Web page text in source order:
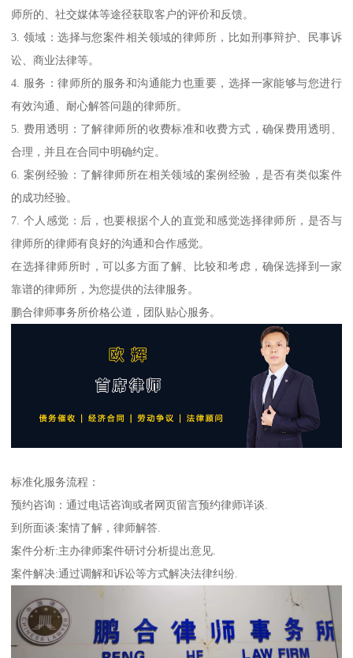
师所的、社交媒体等途径获取客户的评价和反馈。
3. 领域：选择与您案件相关领域的律师所，比如刑事辩护、民事诉
讼、商业法律等。
4. 服务：律师所的服务和沟通能力也重要，选择一家能够与您进行
有效沟通、耐心解答问题的律师所。
5. 费用透明：了解律师所的收费标准和收费方式，确保费用透明、
合理，并且在合同中明确约定。
6. 案例经验：了解律师所在相关领域的案例经验，是否有类似案件
的成功经验。
7. 个人感觉：后，也要根据个人的直觉和感觉选择律师所，是否与
律师所的律师有良好的沟通和合作感觉。
在选择律师所时，可以多方面了解、比较和考虑，确保选择到一家
靠谱的律师所，为您提供的法律服务。
鹏合律师事务所价格公道，团队贴心服务。
标准化服务流程：
预约咨询：通过电话咨询或者网页留言预约律师详谈.
到所面谈:案情了解，律师解答.
案件分析:主办律师案件研讨分析提出意见.
案件解决:通过调解和诉讼等方式解决法律纠纷.